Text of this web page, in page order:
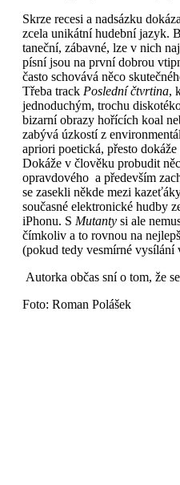
Skrze recesi a nadsázku
zcela unikátní hudební jazyk.
taneční, zábavné, lze v nich
písní jsou na první dobrou
často schovává něco
Třeba track Poslední čtvrtina,
jednoduchým, trochu
bizarní obrazy hořících koal
zabývá úzkostí z
apriori poetická, přesto
Dokáže v člověku probudit
opravdového a především
se zasekli někde mezi
současné elektronické hudby
iPhonu. S Mutantysi ale
čímkoliv a to rovnou na
(pokud tedy vesmírné vysílání
Autorka občas sní o tom, že
Foto: Roman Polášek